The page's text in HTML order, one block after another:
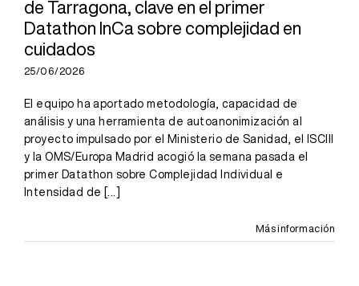
complejidad
en cuidados
de Tarragona, clave en el primer
Datathon InCa sobre complejidad en
cuidados
25/06/2026
El equipo ha aportado metodología, capacidad de
análisis y una herramienta de autoanonimización al
proyecto impulsado por el Ministerio de Sanidad, el ISCIII
y la OMS/Europa Madrid acogió la semana pasada el
primer Datathon sobre Complejidad Individual e
Intensidad de
[...]
Más información
El Hospital